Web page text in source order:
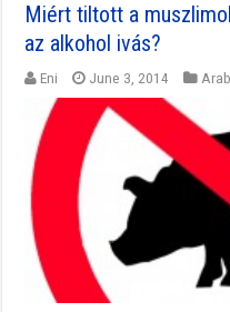
Miért tiltott a
az alkohol ivás?
Eni June 3, 2014 Arab